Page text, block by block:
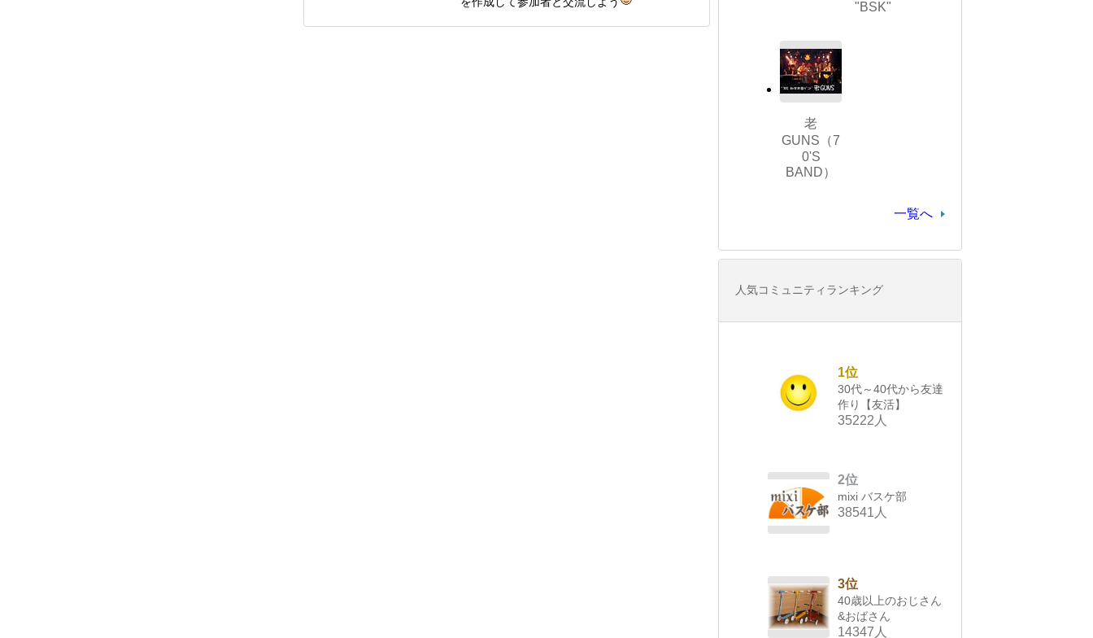
"BSK"
老
GUNS（7
0'S
BAND）
一覧へ
人気コミュニティランキング
1位
30代～40代から友達
作り【友活】
35222人
2位
mixi バスケ部
38541人
3位
40歳以上のおじさん
&おばさん
14347人